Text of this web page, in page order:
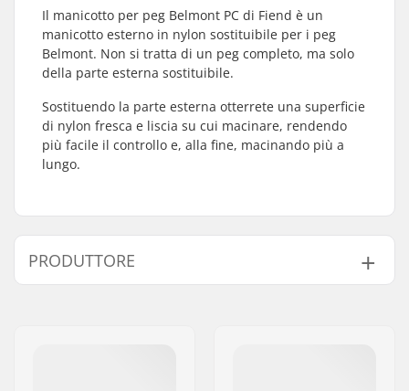
Il manicotto per peg Belmont PC di Fiend è un
manicotto esterno in nylon sostituibile per i peg
Belmont. Non si tratta di un peg completo, ma solo
della parte esterna sostituibile.
Sostituendo la parte esterna otterrete una superficie
di nylon fresca e liscia su cui macinare, rendendo
più facile il controllo e, alla fine, macinando più a
lungo.
PRODUTTORE